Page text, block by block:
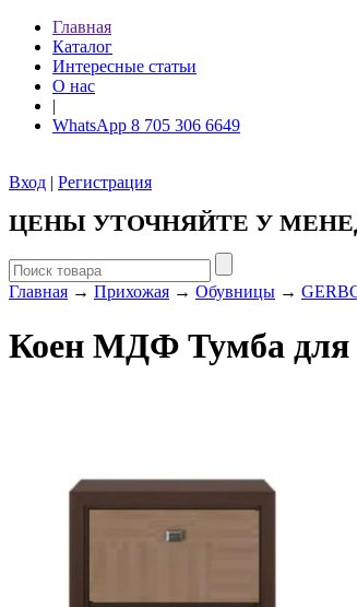
Главная
Каталог
Интересные статьи
О нас
|
WhatsApp 8 705 306 6649
Вход | Регистрация
ЦЕНЫ УТОЧНЯЙТЕ У
Главная → Прихожая → Обувницы →
Коен МДФ Тумба для